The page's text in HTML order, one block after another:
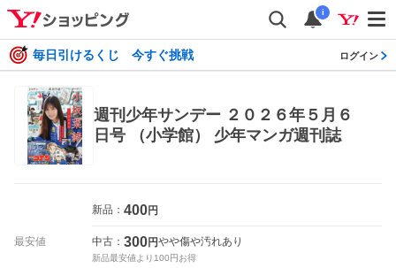
i
毎日引けるくじ 今すぐ挑戦 ログイン
週刊少年サンデー ２０２６年５月６
日号 （小学館） 少年マンガ週刊誌
最安値
新品： 400円
中古： 300円やや傷や汚れあり
新品最安値より 100円お得